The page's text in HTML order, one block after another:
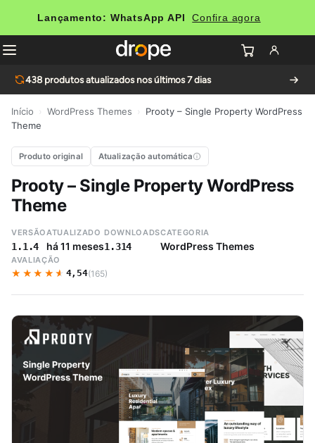
Lançamento: WhatsApp API Confira agora
438 produtos atualizados nos últimos 7 dias
Início WordPress Themes
Prooty – Single Property WordPress
Theme
Produto original Atualização automática
Prooty – Single Property WordPress
Theme
VERSÃO
1.1.4
ATUALIZADO
há 11 meses
DOWNLOADS
1.314
CATEGORIA
WordPress Themes
AVALIAÇÃO
★★★★★
★★★★★ 4,54(165)